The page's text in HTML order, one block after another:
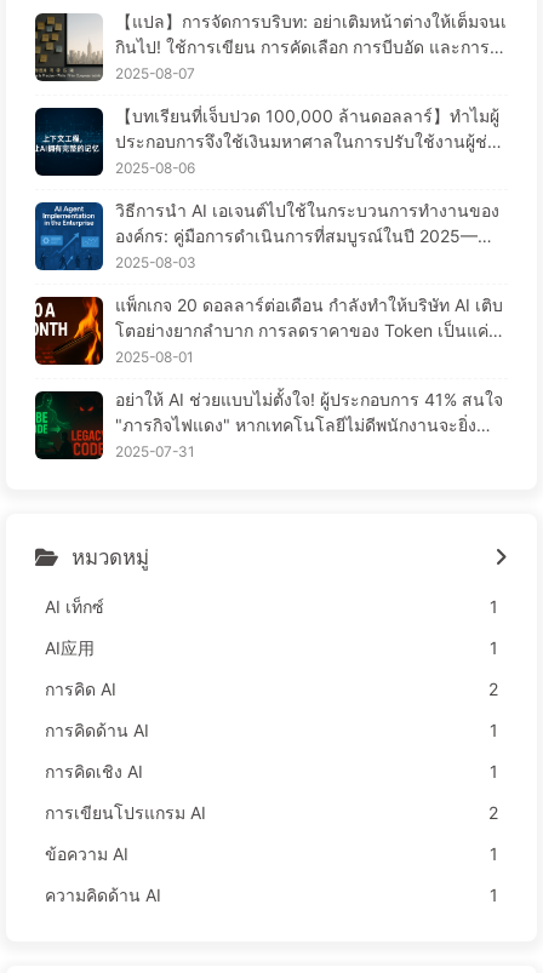
【แปล】การจัดการบริบท: อย่าเติมหน้าต่างให้เต็มจนเ
กินไป! ใช้การเขียน การคัดเลือก การบีบอัด และการแ
ยกแยะอย่างมีระเบียบ เพื่อป้องกันการรบกวนจากข้อมูล
2025-08-07
【บทเรียนที่เจ็บปวด 100,000 ล้านดอลลาร์】ทำไมผู้
ประกอบการจึงใช้เงินมหาศาลในการปรับใช้งานผู้ช่วย
AI แต่กลับ “ลืม” ในช่วงเวลาที่สำคัญ จึงทำให้คู่แข่งเพิ่
2025-08-06
วิธีการนำ AI เอเจนต์ไปใช้ในกระบวนการทำงานของ
องค์กร: คู่มือการดำเนินการที่สมบูรณ์ในปี 2025——เ
รียนรู้ AI อย่างช้าๆ 166
2025-08-03
แพ็กเกจ 20 ดอลลาร์ต่อเดือน กำลังทำให้บริษัท AI เติบ
โตอย่างยากลำบาก การลดราคาของ Token เป็นแค่ภ
าพมายา ความจริงแล้ว สิ่งที่แพงที่สุดคือความโลภของ
2025-08-01
อย่าให้ AI ช่วยแบบไม่ตั้งใจ! ผู้ประกอบการ 41% สนใจ
"ภารกิจไฟแดง" หากเทคโนโลยีไม่ดีพนักงานจะยิ่งลำบ
าก—เรียนรู้ AI อย่างช้าๆ 163
2025-07-31
หมวดหมู่
AI เท็กซ์
1
AI应用
1
การคิด AI
2
การคิดด้าน AI
1
การคิดเชิง AI
1
การเขียนโปรแกรม AI
2
ข้อความ AI
1
ความคิดด้าน AI
1